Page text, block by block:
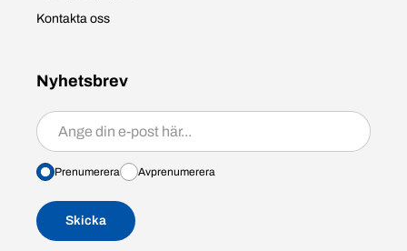
Kontakta oss
Nyhetsbrev
Prenumerera/avprenumerera
Prenumerera Avprenumerera
Skicka